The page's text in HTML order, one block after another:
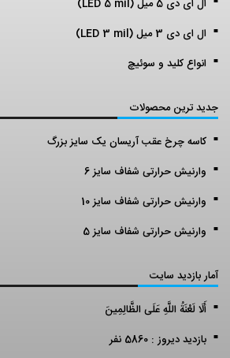
ال ای دی 5 میل (LED 5 mil)
ال ای دی 3 میل (LED 3 mil)
انواع کلید و سوئیچ
جدید ترین محصولات
کاسه چرخ عقب آریسان یک سایز بزرگ
وارنیش حرارتی شفاف سایز 6
وارنیش حرارتی شفاف سایز 10
وارنیش حرارتی شفاف سایز 5
آمار بازدید سایت
أَلَا لَعْنَةُ اللَّهِ عَلَى الظَّالِمِينَ
بازدید دیروز : 5860 نفر